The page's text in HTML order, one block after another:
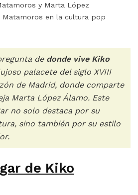
y Marta López
Matamoros en la cultura pop
de donde vive Kiko
palacete del siglo XVIII
de Madrid, donde comparte
Marta López Álamo. Este
no solo destaca por su
sino también por su estilo
de Kiko